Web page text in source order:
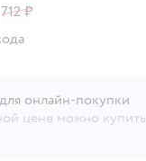
712 ₽
онлайн‑покупки
цене можно купить